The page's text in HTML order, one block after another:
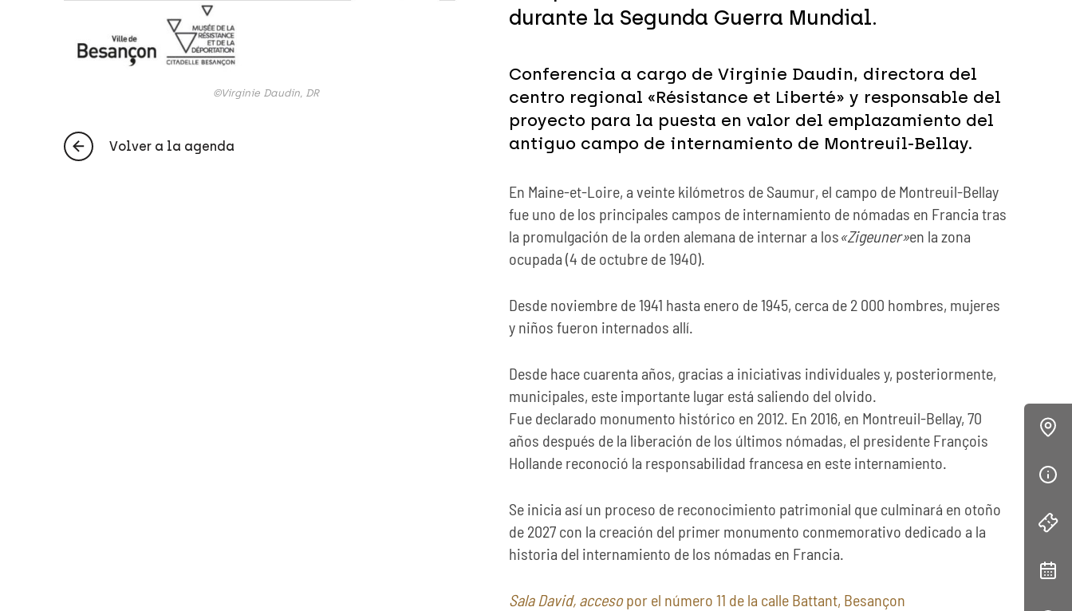
©Virginie Daudin, DR
Volver a la agenda
durante la Segunda Guerra Mundial.
Conferencia a cargo de Virginie Daudin, directora del
centro regional «Résistance et Liberté» y responsable del
proyecto para la puesta en valor del emplazamiento del
antiguo campo de internamiento de Montreuil-Bellay.
En Maine-et-Loire, a veinte kilómetros de Saumur, el campo de Montreuil-Bellay
fue uno de los principales campos de internamiento de nómadas en Francia tras
la promulgación de la orden alemana de internar a los«Zigeuner»en la zona
ocupada (4 de octubre de 1940).
Desde noviembre de 1941 hasta enero de 1945, cerca de 2 000 hombres, mujeres
y niños fueron internados allí.
Desde hace cuarenta años, gracias a iniciativas individuales y, posteriormente,
municipales, este importante lugar está saliendo del olvido.
Fue declarado monumento histórico en 2012. En 2016, en Montreuil-Bellay, 70
años después de la liberación de los últimos nómadas, el presidente François
Hollande reconoció la responsabilidad francesa en este internamiento.
Se inicia así un proceso de reconocimiento patrimonial que culminará en otoño
de 2027 con la creación del primer monumento conmemorativo dedicado a la
historia del internamiento de los nómadas en Francia.
Sala David, accesopor el número 11 de la calle Battant, Besançon